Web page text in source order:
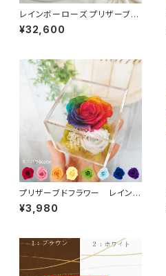
レインボーローズ プリザーブド
フラワー 大切な方へ特別な贈り
物 プレミアムボックス ブルー プ
枯れないお花
¥32,600
プリザーブドフラワー レインボ
ーローズ クリアボックス 7Co
llar レッド ピンク イエロー オレ
¥3,980